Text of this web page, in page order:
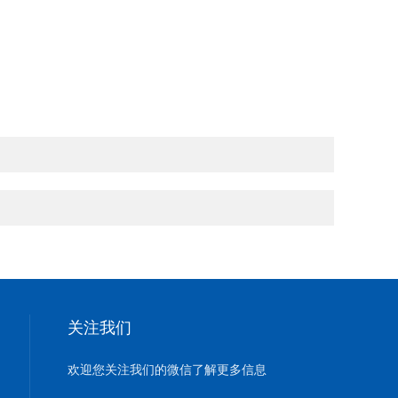
关注我们
欢迎您关注我们的微信了解更多信息